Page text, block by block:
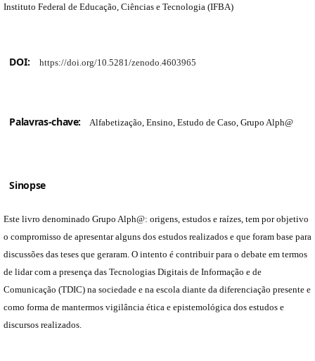
Instituto Federal de Educação, Ciências e Tecnologia (IFBA)
DOI: https://doi.org/10.5281/zenodo.4603965
Palavras-chave: Alfabetização, Ensino, Estudo de Caso, Grupo Alph@
Sinopse
Este livro denominado Grupo Alph@: origens, estudos e raízes, tem por objetivo
o compromisso de apresentar alguns dos estudos realizados e que foram base para
discussões das teses que geraram. O intento é contribuir para o debate em termos
de lidar com a presença das Tecnologias Digitais de Informação e de
Comunicação (TDIC) na sociedade e na escola diante da diferenciação presente e
como forma de mantermos vigilância ética e epistemológica dos estudos e
discursos realizados.